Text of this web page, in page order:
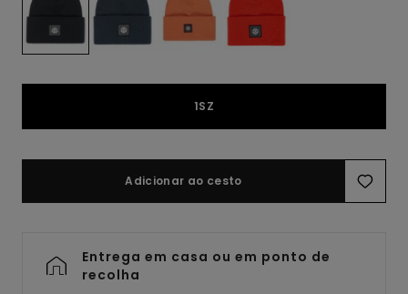
1SZ
Adicionar ao cesto
Entrega em casa ou em ponto de
recolha